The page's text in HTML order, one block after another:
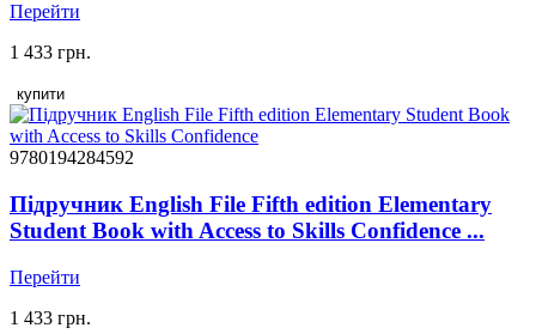
Перейти
1 433 грн.
купити
9780194284592
Підручник English File Fifth edition Elementary
Student Book with Access to Skills Confidence ...
Перейти
1 433 грн.